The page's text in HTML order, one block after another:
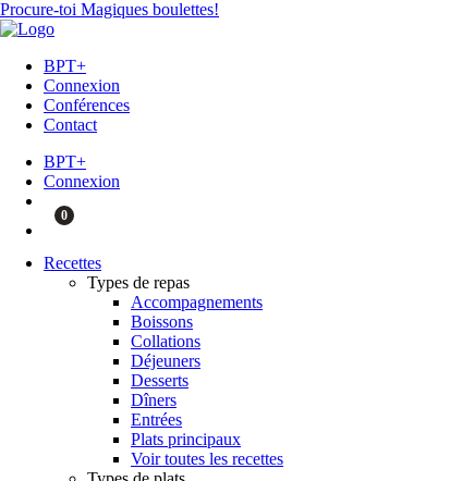
Procure-toi Magiques boulettes!
BPT+
Connexion
Conférences
Contact
BPT+
Connexion
0
Recettes
Types de repas
Accompagnements
Boissons
Collations
Déjeuners
Desserts
Dîners
Entrées
Plats principaux
Voir toutes les recettes